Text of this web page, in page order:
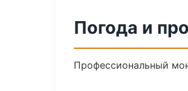
Погода и
Профессиональный